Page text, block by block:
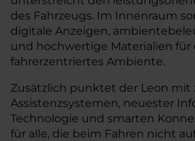
des Fahrzeugs. Im Innenraum
digitale Anzeigen,
und hochwertige Materialien für
fahrerzentriertes Ambiente.
Zusätzlich punktet der Leon mit
Assistenzsystemen, neuester
Technologie und smarten
für alle, die beim Fahren nicht